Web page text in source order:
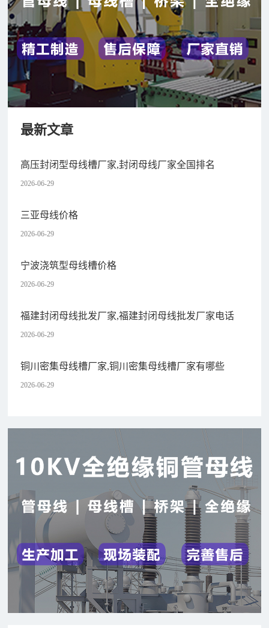
最新文章
高压封闭型母线槽厂家,封闭母线厂家全国排名
2026-06-29
三亚母线价格
2026-06-29
宁波浇筑型母线槽价格
2026-06-29
福建封闭母线批发厂家,福建封闭母线批发厂家电话
2026-06-29
铜川密集母线槽厂家,铜川密集母线槽厂家有哪些
2026-06-29